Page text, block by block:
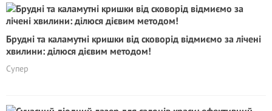
Брудні та каламутні кришки від сковорід відмиємо за лічені
хвилини: ділюся дієвим методом!
Супер